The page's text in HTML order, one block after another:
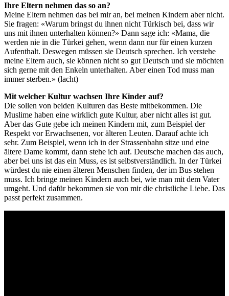
Ihre Eltern nehmen das so an?
Meine Eltern nehmen das bei mir an, bei meinen Kindern aber nicht.
Sie fragen: «Warum bringst du ihnen nicht Türkisch bei, dass wir
uns mit ihnen unterhalten können?» Dann sage ich: «Mama, die
werden nie in die Türkei gehen, wenn dann nur für einen kurzen
Aufenthalt. Deswegen müssen sie Deutsch sprechen. Ich verstehe
meine Eltern auch, sie können nicht so gut Deutsch und sie möchten
sich gerne mit den Enkeln unterhalten. Aber einen Tod muss man
immer sterben.» (lacht)
Mit welcher Kultur wachsen Ihre Kinder auf?
Die sollen von beiden Kulturen das Beste mitbekommen. Die
Muslime haben eine wirklich gute Kultur, aber nicht alles ist gut.
Aber das Gute gebe ich meinen Kindern mit, zum Beispiel der
Respekt vor Erwachsenen, vor älteren Leuten. Darauf achte ich
sehr. Zum Beispiel, wenn ich in der Strassenbahn sitze und eine
ältere Dame kommt, dann stehe ich auf. Deutsche machen das auch,
aber bei uns ist das ein Muss, es ist selbstverständlich. In der Türkei
würdest du nie einen älteren Menschen finden, der im Bus stehen
muss. Ich bringe meinen Kindern auch bei, wie man mit dem Vater
umgeht. Und dafür bekommen sie von mir die christliche Liebe. Das
passt perfekt zusammen.